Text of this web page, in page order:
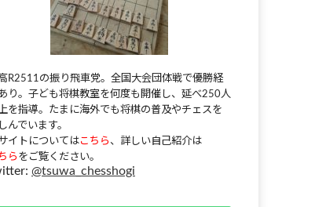
R2511の振り飛車党。全国大会団体戦で優勝経
り。子ども将棋教室を何度も開催し、延べ250人
を指導。たまに海外でも将棋の普及やチェスを
んでいます。
イトについてはこちら 、詳しい自己紹介は
ら をご覧ください。
@tsuwa_chesshogi